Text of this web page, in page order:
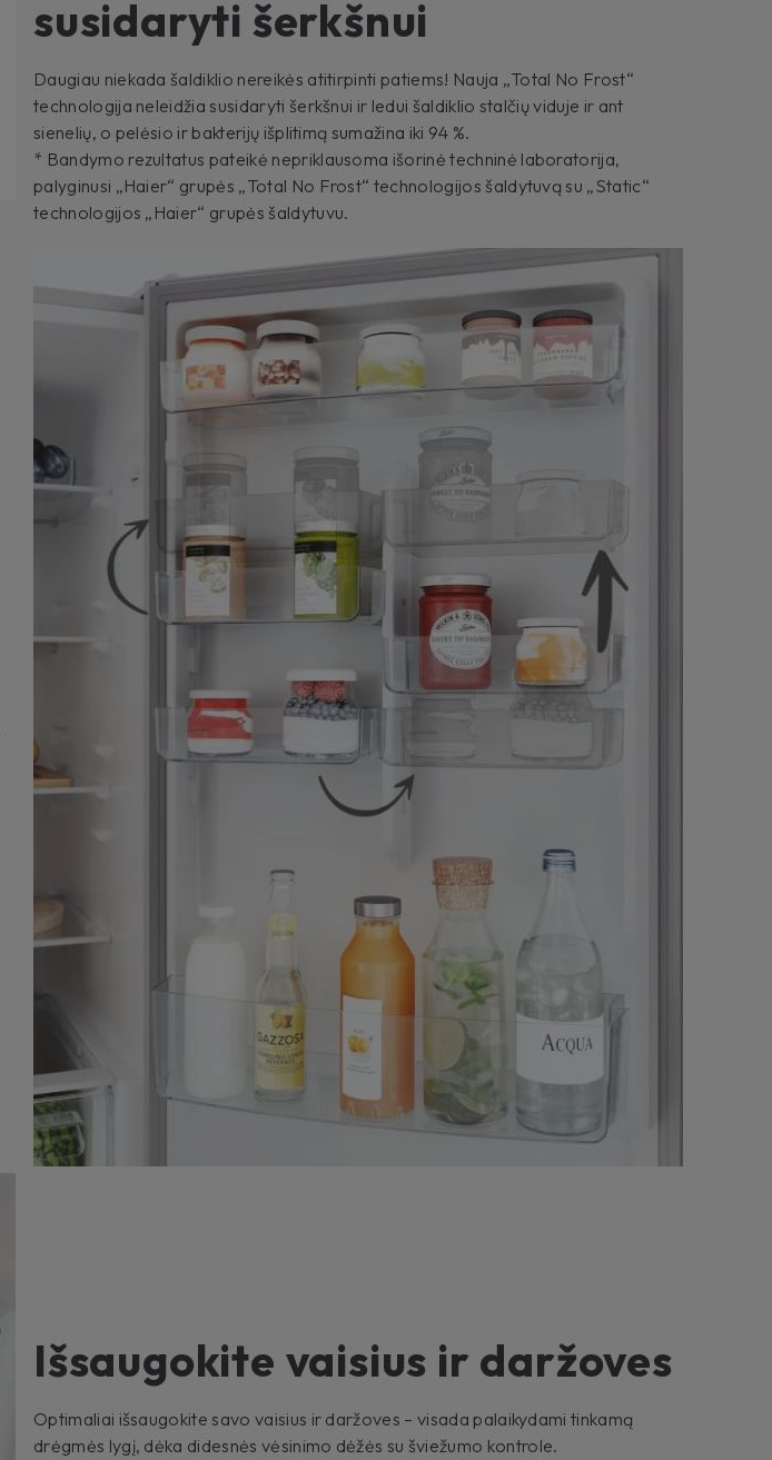
susidaryti šerkšnui
Daugiau niekada šaldiklio nereikės atitirpinti patiems! Nauja „Total No Frost“
technologija neleidžia susidaryti šerkšnui ir ledui šaldiklio stalčių viduje ir ant
sienelių, o pelėsio ir bakterijų išplitimą sumažina iki 94 %.
* Bandymo rezultatus pateikė nepriklausoma išorinė techninė laboratorija,
palyginusi „Haier“ grupės „Total No Frost“ technologijos šaldytuvą su „Static“
technologijos „Haier“ grupės šaldytuvu.
Išsaugokite vaisius ir daržoves
Optimaliai išsaugokite savo vaisius ir daržoves – visada palaikydami tinkamą
drėgmės lygį, dėka didesnės vėsinimo dėžės su šviežumo kontrole.